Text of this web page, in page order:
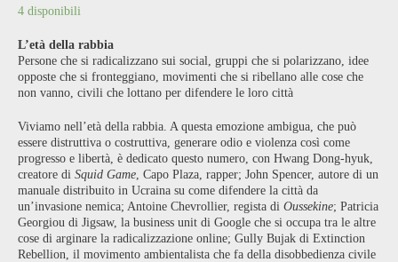
L’età della rabbia
Persone che si radicalizzano sui social, gruppi che si polarizzano, idee
opposte che si fronteggiano, movimenti che si ribellano alle cose che
non vanno, civili che lottano per difendere le loro città
Viviamo nell’età della rabbia. A questa emozione ambigua, che può
essere distruttiva o costruttiva, generare odio e violenza così come
progresso e libertà, è dedicato questo numero, con Hwang Dong-hyuk,
creatore di Squid Game , Capo Plaza, rapper; John Spencer, autore di un
manuale distribuito in Ucraina su come difendere la città da
un’invasione nemica; Antoine Chevrollier, regista di Oussekine; Patricia
Georgiou di Jigsaw, la business unit di Google che si occupa tra le altre
cose di arginare la radicalizzazione online; Gully Bujak di Extinction
Rebellion, il movimento ambientalista che fa della disobbedienza civile
4 disponibili